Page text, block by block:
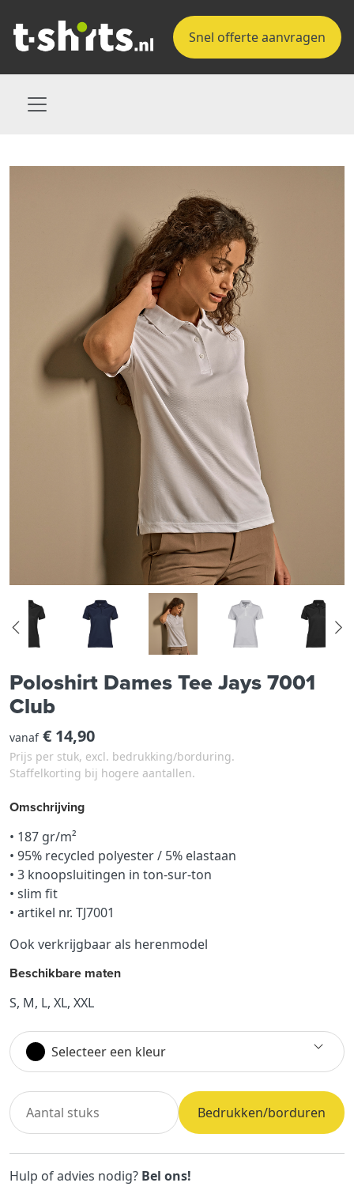
Snel offerte aanvragen
Poloshirt Dames Tee Jays 7001
Club
vanaf€ 14,90
Prijs per stuk, excl. bedrukking/borduring.
Staffelkorting bij hogere aantallen.
Omschrijving
• 187 gr/m²
• 95% recycled polyester / 5% elastaan
• 3 knoopsluitingen in ton-sur-ton
• slim fit
• artikel nr. TJ7001
Ook verkrijgbaar als herenmodel
Beschikbare maten
S, M, L, XL, XXL
Selecteer een kleur
Bedrukken/borduren
Hulp of advies nodig? Bel ons!